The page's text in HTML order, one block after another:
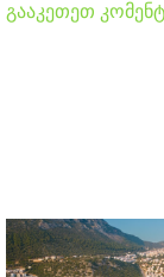
გააკეთეთ